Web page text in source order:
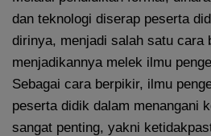
dan teknologi diserap peserta
dirinya, menjadi salah satu cara
menjadikannya melek ilmu
Sebagai cara berpikir, ilmu
peserta didik dalam menangani
sangat penting, yakni